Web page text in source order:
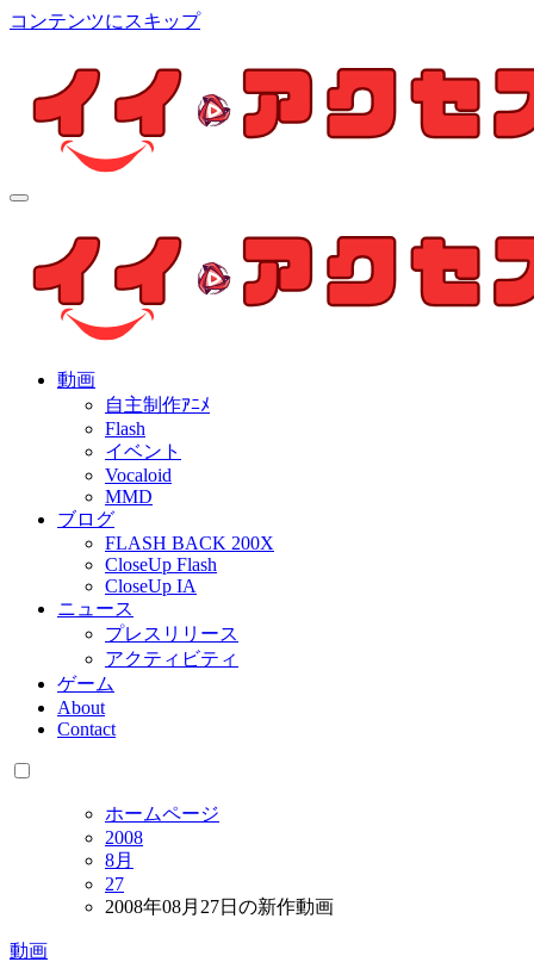
コンテンツにスキップ
個人制作アニメを中心とした動画紹介ブログ
動画
自主制作ｱﾆﾒ
Flash
イベント
Vocaloid
MMD
ブログ
FLASH BACK 200X
CloseUp Flash
CloseUp IA
ニュース
プレスリリース
アクティビティ
ゲーム
About
Contact
ホームページ
2008
8月
27
2008年08月27日の新作動画
動画